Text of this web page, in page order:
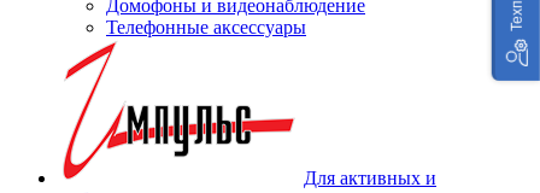
Домофоны и видеонаблюдение
Телефонные аксессуары
Для активных и